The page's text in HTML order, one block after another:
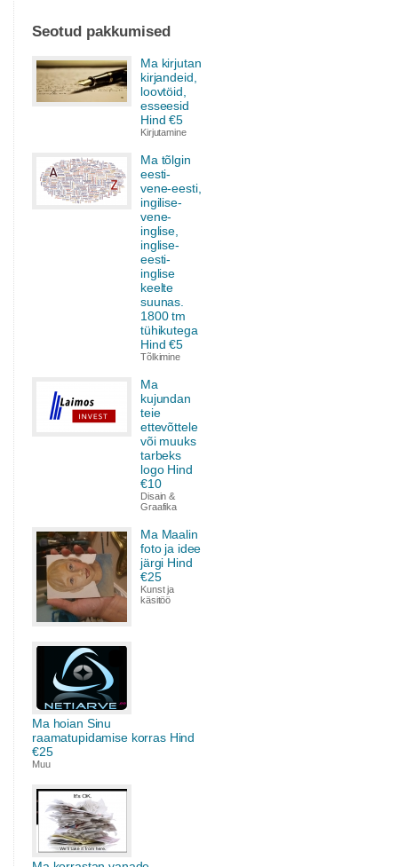
Seotud pakkumised
Ma kirjutan
kirjandeid,
loovtöid,
esseesid
Hind €5
Kirjutamine
Ma tõlgin
eesti-
vene-eesti,
ingilise-
vene-
inglise,
inglise-
eesti-
inglise
keelte
suunas.
1800 tm
tühikutega
Hind €5
Tõlkimine
Ma
kujundan
teie
ettevõttele
või muuks
tarbeks
logo Hind
€10
Disain &
Graafika
Ma Maalin
foto ja idee
järgi Hind
€25
Kunst ja
käsitöö
Ma hoian Sinu
raamatupidamise korras Hind
€25
Muu